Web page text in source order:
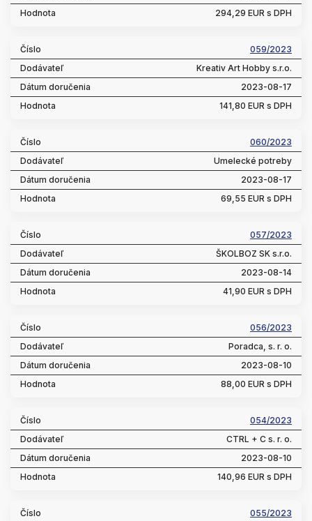
294,29 EUR s DPH
059/2023
Kreativ Art Hobby s.r.o.
2023-08-17
141,80 EUR s DPH
060/2023
Umelecké potreby
2023-08-17
69,55 EUR s DPH
057/2023
ŠKOLBOZ SK s.r.o.
2023-08-14
41,90 EUR s DPH
056/2023
Poradca, s. r. o.
2023-08-10
88,00 EUR s DPH
054/2023
CTRL + C s. r. o.
2023-08-10
140,96 EUR s DPH
055/2023